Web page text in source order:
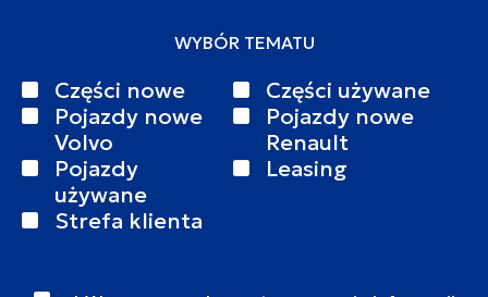
WYBÓR TEMATU
Części nowe
Części używane
Pojazdy nowe
Volvo
Pojazdy nowe
Renault
Pojazdy
używane
Leasing
Strefa klienta